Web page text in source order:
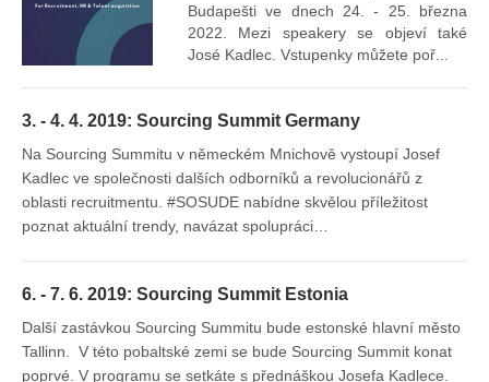
Budapešti ve dnech 24. - 25. března
2022. Mezi speakery se objeví také
José Kadlec. Vstupenky můžete poř...
3. - 4. 4. 2019: Sourcing Summit Germany
Na Sourcing Summitu v německém Mnichově vystoupí Josef
Kadlec ve společnosti dalších odborníků a revolucionářů z
oblasti recruitmentu. #SOSUDE nabídne skvělou příležitost
poznat aktuální trendy, navázat spolupráci…
6. - 7. 6. 2019: Sourcing Summit Estonia
Další zastávkou Sourcing Summitu bude estonské hlavní město
Tallinn. V této pobaltské zemi se bude Sourcing Summit konat
poprvé. V programu se setkáte s přednáškou Josefa Kadlece.